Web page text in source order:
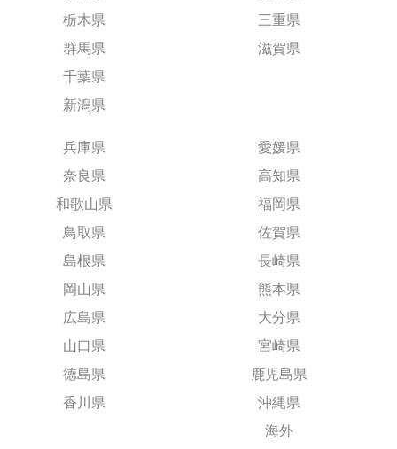
栃木県
群馬県
千葉県
新潟県
三重県
滋賀県
兵庫県
奈良県
和歌山県
鳥取県
島根県
岡山県
広島県
山口県
徳島県
香川県
愛媛県
高知県
福岡県
佐賀県
長崎県
熊本県
大分県
宮崎県
鹿児島県
沖縄県
海外